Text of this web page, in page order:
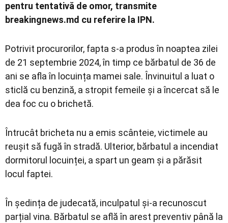
pentru tentativă de omor, transmite
breakingnews.md cu referire la IPN.
Potrivit procurorilor, fapta s-a produs în noaptea zilei
de 21 septembrie 2024, în timp ce bărbatul de 36 de
ani se afla în locuința mamei sale. Învinuitul a luat o
sticlă cu benzină, a stropit femeile și a încercat să le
dea foc cu o brichetă.
Întrucât bricheta nu a emis scânteie, victimele au
reușit să fugă în stradă. Ulterior, bărbatul a incendiat
dormitorul locuinței, a spart un geam și a părăsit
locul faptei.
În ședința de judecată, inculpatul și-a recunoscut
parțial vina. Bărbatul se află în arest preventiv până la